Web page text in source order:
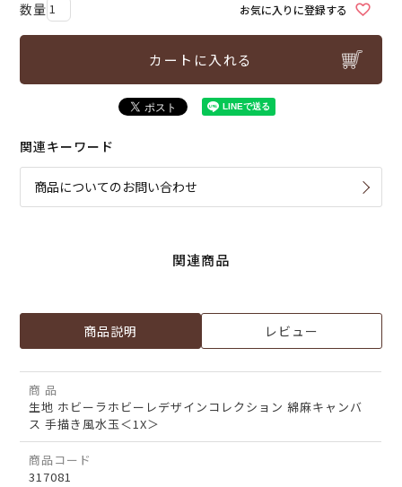
お気に入りに登録する
カートに入れる
関連キーワード
商品についてのお問い合わせ
関連商品
商品説明 レビュー
商 品
生地 ホビーラホビーレデザインコレクション 綿麻キャンバ
ス 手描き風水玉＜1X＞
商品コード
317081